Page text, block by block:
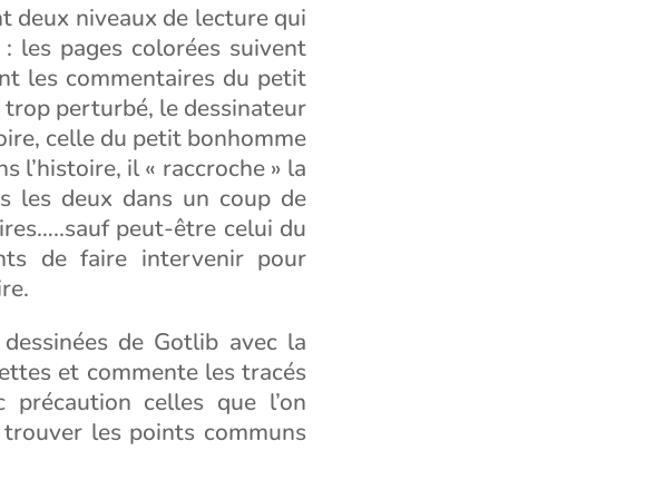
deux niveaux de lecture qui
les pages colorées suivent
les commentaires du petit
trop perturbé, le dessinateur
celle du petit bonhomme
l’histoire, il « raccroche » la
les deux dans un coup de
peut-être celui du
de faire intervenir pour
de Gotlib avec la
et commente les tracés
celles que l’on
les points communs